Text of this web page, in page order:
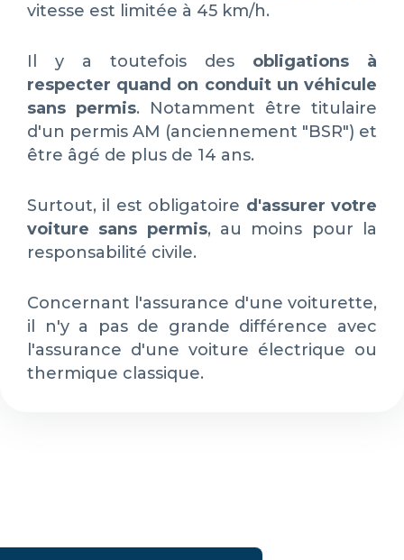
vitesse est limitée à 45 km/h.
Il y a toutefois des obligations à
respecter quand on conduit un véhicule
sans permis. Notamment être titulaire
d'un permis AM (anciennement "BSR") et
être âgé de plus de 14 ans.
Surtout, il est obligatoire d'assurer votre
voiture sans permis, au moins pour la
responsabilité civile.
Concernant l'assurance d'une voiturette,
il n'y a pas de grande différence avec
l'assurance d'une voiture électrique ou
thermique classique.